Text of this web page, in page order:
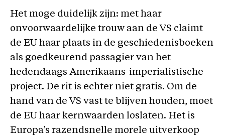
Het moge duidelijk zijn: met haar
onvoorwaardelijke trouw aan de VS claimt
de EU haar plaats in de geschiedenisboeken
als goedkeurend passagier van het
hedendaags Amerikaans-imperialistische
project. De rit is echter niet gratis. Om de
hand van de VS vast te blijven houden, moet
de EU haar kernwaarden loslaten. Het is
Europa’s razendsnelle morele uitverkoop